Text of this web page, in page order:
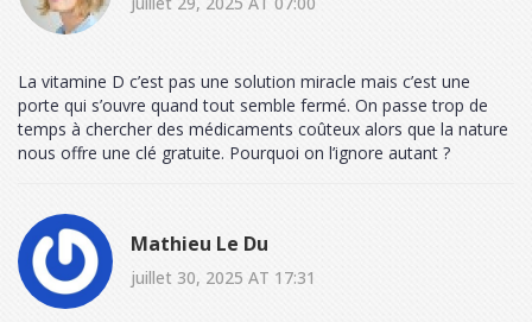
La vitamine D c’est pas une solution miracle mais c’est une
porte qui s’ouvre quand tout semble fermé. On passe trop de
temps à chercher des médicaments coûteux alors que la nature
nous offre une clé gratuite. Pourquoi on l’ignore autant ?
Mathieu Le Du
juillet 30, 2025 AT 17:31